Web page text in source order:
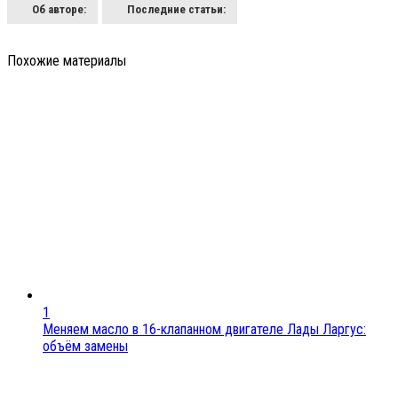
Об авторе: Последние статьи:
Похожие материалы
1
Меняем масло в 16-клапанном двигателе Лады Ларгус:
объём замены